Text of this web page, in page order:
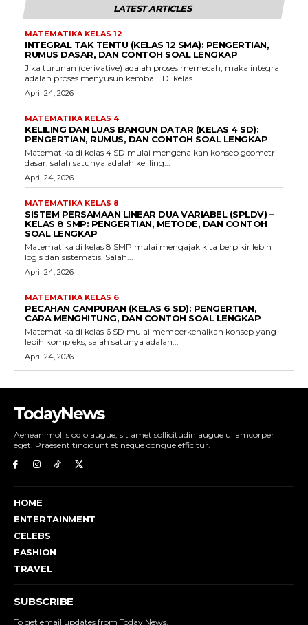
LATEST ARTICLES
MATEMATIKA KELAS 12
INTEGRAL TAK TENTU (KELAS 12 SMA): PENGERTIAN,
RUMUS DASAR, DAN CONTOH SOAL LENGKAP
Jika turunan (derivative) adalah proses memecah, maka integral
adalah proses menyusun kembali. Di kelas...
April 24, 2026
MATEMATIKA KELAS 4
KELILING DAN LUAS BANGUN DATAR (KELAS 4 SD):
PENGERTIAN, RUMUS, DAN CONTOH SOAL LENGKAP
Matematika di kelas 4 SD mulai mengenalkan konsep geometri
dasar, salah satunya adalah keliling...
April 24, 2026
MATEMATIKA KELAS 8
SISTEM PERSAMAAN LINEAR DUA VARIABEL (SPLDV) –
KELAS 8 SMP: PENGERTIAN, METODE, DAN CONTOH
SOAL LENGKAP
Matematika di kelas 8 SMP mulai mengajak kita berpikir lebih
logis dan sistematis. Salah...
April 24, 2026
MATEMATIKA KELAS 6
PECAHAN CAMPURAN (KELAS 6 SD): PENGERTIAN,
CARA MENGHITUNG, DAN CONTOH SOAL LENGKAP
Matematika di kelas 6 SD mulai memperkenalkan konsep yang
lebih kompleks, salah satunya adalah...
April 24, 2026
TodayNews
Aenean mollis odio augue, sit amet sollicitudin augue ullamcorper
eget. Praesent tincidunt et neque congue efficitur.
HOME
ENTERTAINMENT
CELEBS
FASHION
TRAVEL
SUBSCRIBE
To get email updates from Today News.